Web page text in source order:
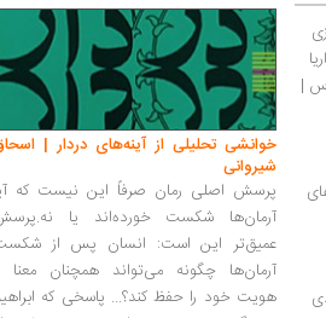
خوانشی تحلیلی از آینه‌های دردار |
شیروانی
پرسش اصلی رمان صرفاً این نیست که
آرمان‌ها شکست خورده‌اند یا
عمیق‌تر این است: انسان پس از
آرمان‌ها چگونه می‌تواند همچنان معنا
هویت خود را حفظ کند؟... پاسخی که